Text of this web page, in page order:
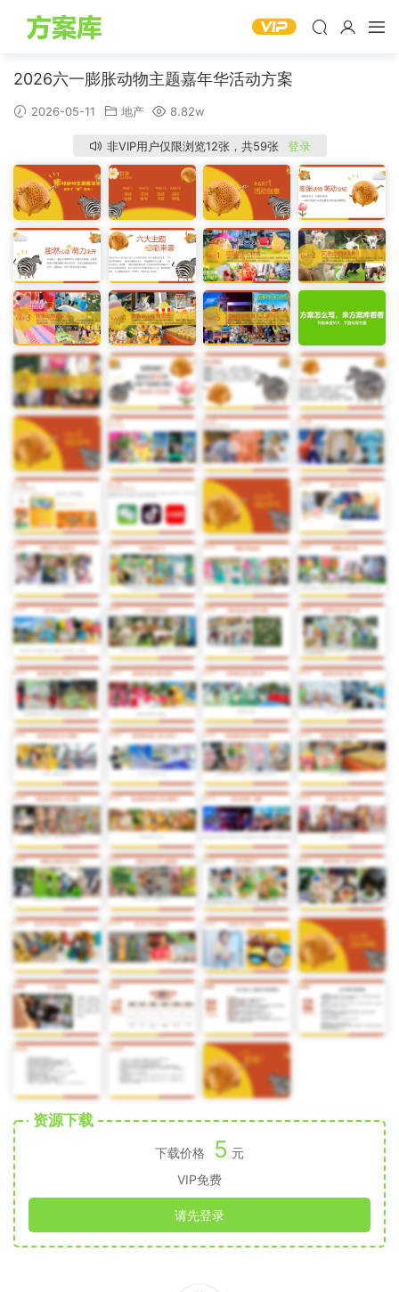
2026六一膨胀动物主题嘉年华活动方案
2026-05-11 地产 8.82w
非VIP用户仅限浏览12张，共59张 登录
资源下载
下载价格 5 元
VIP免费
请先登录